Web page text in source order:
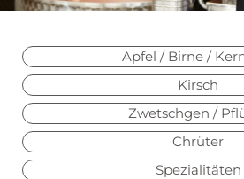
Apfel / Birne /
Kirsch
Zwetschgen /
Chrüter
Spezialitäten